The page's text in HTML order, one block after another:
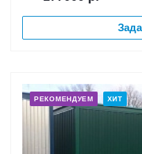
РЕКОМЕНДУЕМ ХИТ